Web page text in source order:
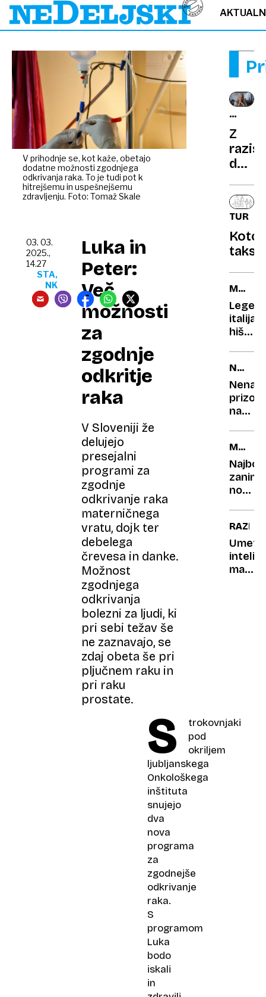
V prihodnje se, kot kaže, obetajo
dodatne možnosti zgodnjega
odkrivanja raka. To je tudi pot k
hitrejšemu in uspešnejšemu
zdravljenju. Foto: Tomaž Skale
Luka in
Peter:
Več
možnosti
za
zgodnje
odkritje
raka
V Sloveniji že
delujejo
presejalni
programi za
zgodnje
odkrivanje raka
materničnega
vratu, dojk ter
debelega
črevesa in danke.
Možnost
zgodnjega
odkrivanja
bolezni za ljudi, ki
pri sebi težav še
ne zaznavajo, se
zdaj obeta še pri
pljučnem raku in
pri raku
prostate.
03. 03.
2025.,
14.27
STA,
NK
S
trokovnjaki
pod
okriljem
ljubljanskega
Onkološkega
inštituta
snujejo
dva
nova
programa
za
zgodnejše
odkrivanje
raka.
S
programom
Luka
bodo
iskali
in
NOVA
Z
MODNA
IKONA
hiša
let
NA
LOVU
ALI
BEGU?
prizor
na
ki
na
kopno!
MWC
2025
Najbolj
novi
sejma
manj